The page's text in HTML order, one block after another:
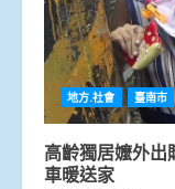
地方.社會 臺南市
高齡獨居嬤外
車暖送家